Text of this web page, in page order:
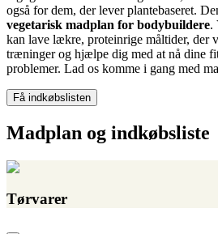
også for dem, der lever plantebaseret.
vegetarisk madplan for bodybuildere.
kan lave lækre, proteinrige måltider, der
træninger og hjælpe dig med at nå dine
problemer. Lad os komme i gang med
Få indkøbslisten
Madplan og indkøbsliste
Tørvarer